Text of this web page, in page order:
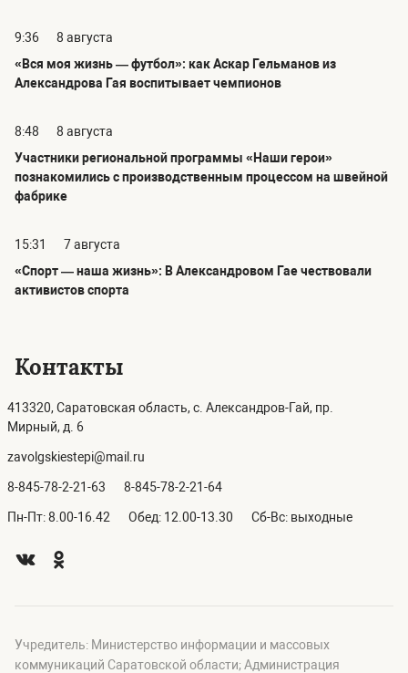
9:36
8 августа
«Вся моя жизнь — футбол»: как Аскар Гельманов из
Александрова Гая воспитывает чемпионов
8:48
8 августа
Участники региональной программы «Наши герои»
познакомились с производственным процессом на швейной
фабрике
15:31
7 августа
«Спорт — наша жизнь»: В Александровом Гае чествовали
активистов спорта
Контакты
413320, Саратовская область, с. Александров-Гай, пр.
Мирный, д. 6
zavolgskiestepi@mail.ru
8-845-78-2-21-63 8-845-78-2-21-64
Пн-Пт: 8.00-16.42 Обед: 12.00-13.30 Сб-Вс: выходные
Учредитель: Министерство информации и массовых
коммуникаций Саратовской области; Администрация